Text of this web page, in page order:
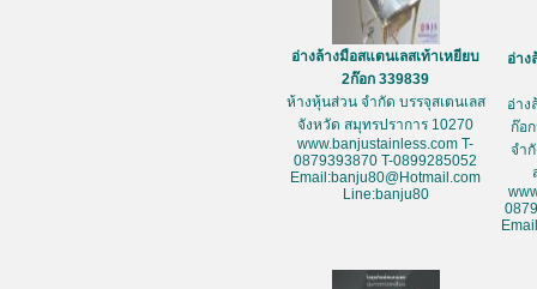
อ่างล้างมือสแตนเลสเท้าเหยียบ
2ก๊อก 339839
ห้างหุ้นส่วน จำกัด บรรจุสเตนเลส
จังหวัด สมุทรปราการ 10270
www.banjustainless.com T-
0879393870 T-0899285052
Email:banju80@Hotmail.com
Line:banju80
อ่าง
อ่าง
ก๊อ
จำ